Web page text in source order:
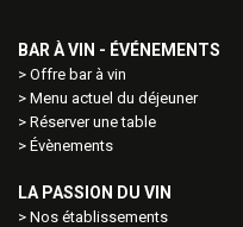
BAR À VIN - ÉVÉNEMENTS
Offre bar à vin
Menu actuel du déjeuner
Réserver une table
Évènements
LA PASSION DU VIN
Nos établissements